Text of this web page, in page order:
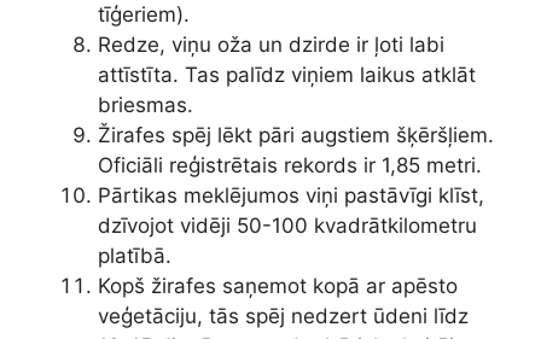
tīģeriem).
Redze, viņu oža un dzirde ir ļoti labi
attīstīta. Tas palīdz viņiem laikus atklāt
briesmas.
Žirafes spēj lēkt pāri augstiem šķēršļiem.
Oficiāli reģistrētais rekords ir 1,85 metri.
Pārtikas meklējumos viņi pastāvīgi klīst,
dzīvojot vidēji ​50-100 kvadrātkilometru
platībā.
Kopš žirafes saņemot kopā ar apēsto
veģetāciju, tās spēj nedzert ūdeni līdz